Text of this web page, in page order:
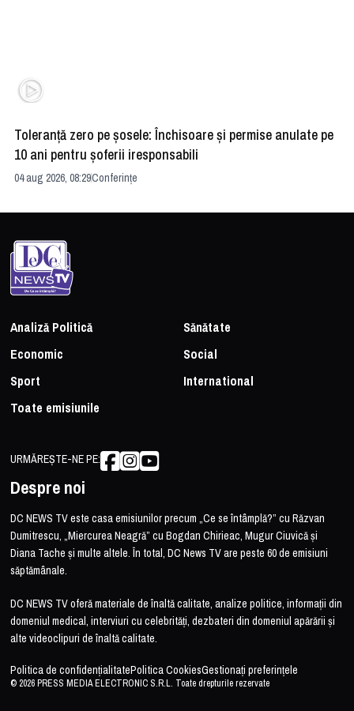
Toleranță zero pe șosele: Închisoare și permise anulate pe
10 ani pentru șoferii iresponsabili
04 aug 2026, 08:29Conferințe
Analiză Politică
Sănătate
Economic
Social
Sport
International
Toate emisiunile
URMĂREȘTE-NE PE:
Despre noi
DC NEWS TV este casa emisiunilor precum „Ce se întâmplă?” cu Răzvan
Dumitrescu, „Miercurea Neagră” cu Bogdan Chirieac, Mugur Ciuvică și
Diana Tache și multe altele. În total, DC News TV are peste 60 de emisiuni
săptămânale.
DC NEWS TV oferă materiale de înaltă calitate, analize politice, informații din
domeniul medical, interviuri cu celebrități, dezbateri din domeniul apărării și
alte videoclipuri de înaltă calitate.
Politica de confidențialitatePolitica CookiesGestionați preferințele
© 2026 PRESS MEDIA ELECTRONIC S.R.L. Toate drepturile rezervate